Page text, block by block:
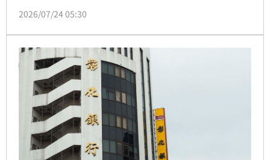
KY（4958），慘遭外資斬殺，單日狠砍1萬2386張，
506元。
2026/07/24 05:30